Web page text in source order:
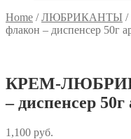
Home /ЛЮБРИКАНТЫ /
флакон – диспенсер 50г
КРЕМ-
– диспенсер
1,100 руб.